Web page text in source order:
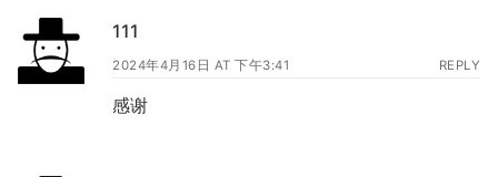
111
2024年4月16日 AT 下午3:41 REPLY
感谢